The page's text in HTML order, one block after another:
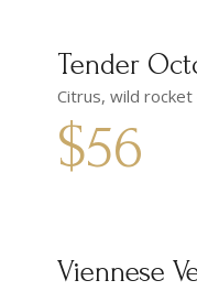
Tender
Citrus, wild
$56
Viennese